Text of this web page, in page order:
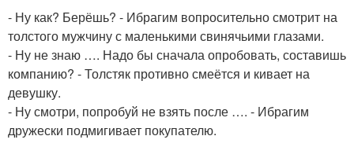
- Ну как? Берёшь? - Ибрагим вопросительно смотрит на
толстого мужчину с маленькими свинячьими глазами.
- Ну не знаю …. Надо бы сначала опробовать, составишь
компанию? - Толстяк противно смеётся и кивает на
девушку.
- Ну смотри, попробуй не взять после …. - Ибрагим
дружески подмигивает покупателю.